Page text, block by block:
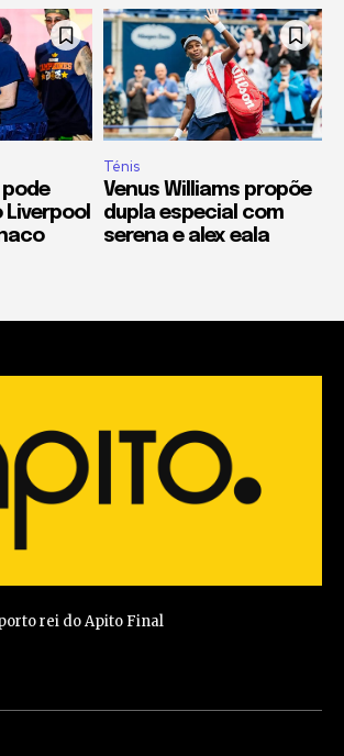
Ténis
Venus Williams propõe
dupla especial com
serena e alex eala
rei do Apito Final